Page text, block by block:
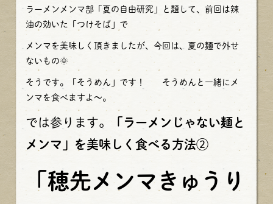
ラーメンメンマ部「夏の自由研究」と題して、前回は辣
油の効いた「つけそば」で
メンマを美味しく頂きましたが、今回は、夏の麺で外せ
ないもの🌞
そうです。「そうめん」です！ そうめんと一緒にメ
ンマを食べますよ～。
では参ります。
「ラーメンじゃない麺と
メンマ」を美味しく食べる方法②
「穂先メンマきゅうり